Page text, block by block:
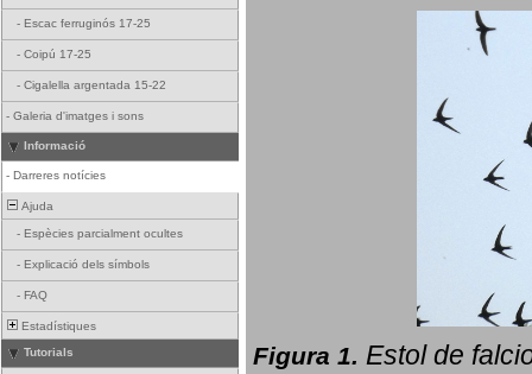
- Escac ferruginós 17-25
- Coipú 17-25
- Cigalella argentada 15-22
- Galeria d'imatges i sons
Informació
- Darreres notícies
Ajuda
- Espècies parcialment ocultes
- Explicació dels símbols
- FAQ
Estadístiques
Tutorials
Figura 1. Estol de